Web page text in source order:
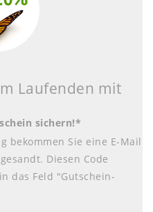
Laufenden mit
sichern!*
bekommen Sie eine E-Mail
Diesen Code
das Feld "Gutschein-